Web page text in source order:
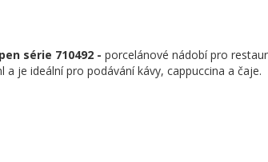
série 710492 - porcelánové nádobí pro
a je ideální pro podávání kávy, cappuccina a čaje.